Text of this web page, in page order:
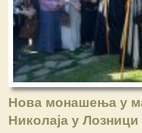
Нова монашења у
Николаја у